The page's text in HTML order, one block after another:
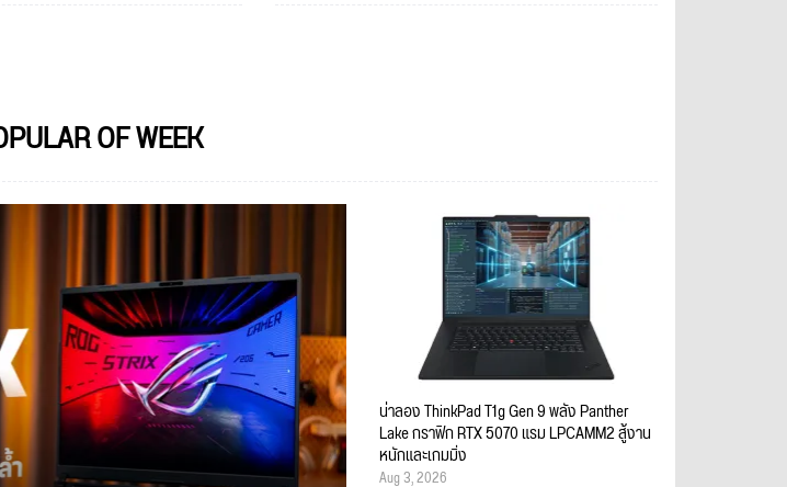
OF WEEK
น่าลอง ThinkPad T1g Gen 9 พลัง Panther
Lake กราฟิก RTX 5070 แรม LPCAMM2 สู้งาน
หนักและเกมมิ่ง
Aug 3, 2026